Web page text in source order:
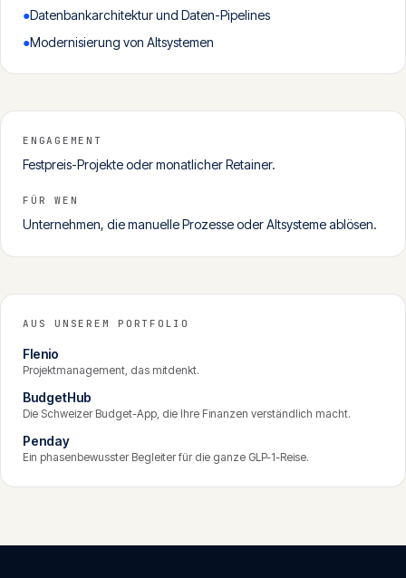
●Datenbankarchitektur und Daten-Pipelines
●Modernisierung von Altsystemen
ENGAGEMENT
Festpreis-Projekte oder monatlicher Retainer.
FÜR WEN
Unternehmen, die manuelle Prozesse oder Altsysteme ablösen.
AUS UNSEREM PORTFOLIO
Flenio
Projektmanagement, das mitdenkt.
BudgetHub
Die Schweizer Budget-App, die Ihre Finanzen verständlich macht.
Penday
Ein phasenbewusster Begleiter für die ganze GLP-1-Reise.